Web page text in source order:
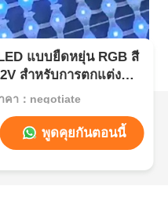
แบบยืดหยุ่น RGB สี
สำหรับการตกแต่ง
คา：negotiate
พูดคุยกันตอนนี้